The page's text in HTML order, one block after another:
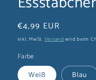
Normaler
Preis
€4,99 EUR
inkl. MwSt.Versandwird beim
Farbe
Weiß Blau